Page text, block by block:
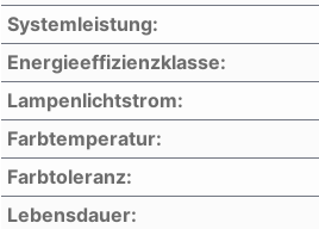
Systemleistung:
Energieeffizienzklasse:
Lampenlichtstrom:
Farbtemperatur:
Farbtoleranz:
Lebensdauer: